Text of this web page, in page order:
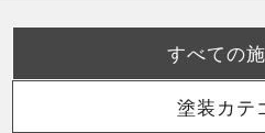
すべての
塗装カテ